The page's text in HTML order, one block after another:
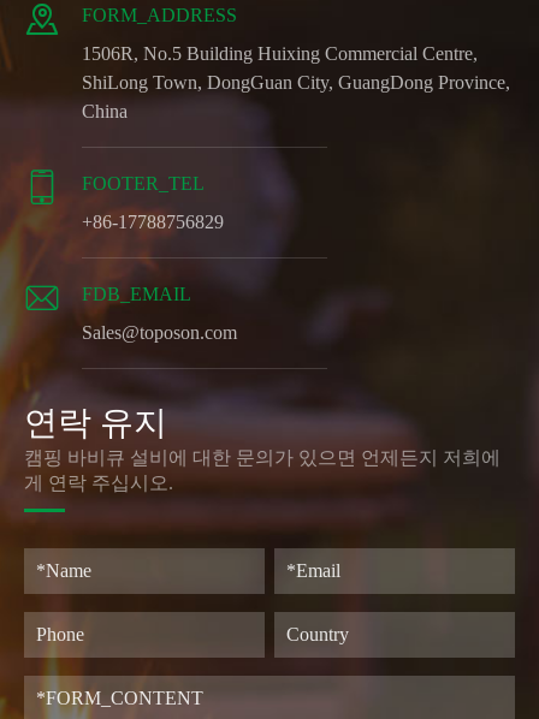

FORM_ADDRESS
1506R, No.5 Building Huixing Commercial Centre,
ShiLong Town, DongGuan City, GuangDong Province,
China

FOOTER_TEL
+86-17788756829

FDB_EMAIL
Sales@toposon.com
연락 유지
캠핑 바비큐 설비에 대한 문의가 있으면 언제든지 저희에
게 연락 주십시오.